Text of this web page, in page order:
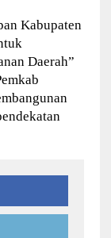
Kabupaten
Daerah”